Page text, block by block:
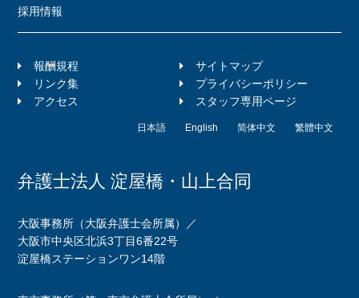
採用情報
報酬規程
サイトマップ
リンク集
プライバシーポリシー
アクセス
スタッフ専用ページ
日本語 English 简体中文 繁體中文
弁護士法人 淀屋橋・山上合同
大阪事務所（大阪弁護士会所属）／
大阪市中央区北浜3丁目6番22号
淀屋橋ステーションワン14階